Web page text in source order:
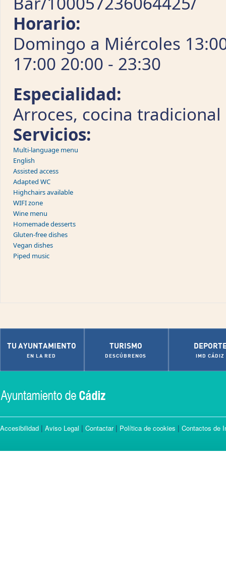
Horario:
Domingo a Miércoles
17:00 20:00 - 23:30
Especialidad:
Arroces, cocina tradicional
Servicios:
Multi-language menu
English
Assisted access
Adapted WC
Highchairs available
WIFI zone
Wine menu
Homemade desserts
Gluten-free dishes
Vegan dishes
Piped music
TU AYUNTAMIENTO
EN LA RED
TURISMO
DESCÚBRENOS IMD CÁDIZ
Accesibilidad | Aviso Legal | Contactar| Política de cookies | Contactos de